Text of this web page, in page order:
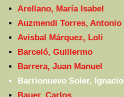
Arellano, María Isabel
Auzmendi Torres, Antonio
Avisbal Márquez, Loli
Barceló, Guillermo
Barrera, Juan Manuel
Barrionuevo Soler, Ignacio